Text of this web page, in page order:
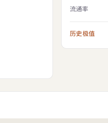
流通率
历史极值